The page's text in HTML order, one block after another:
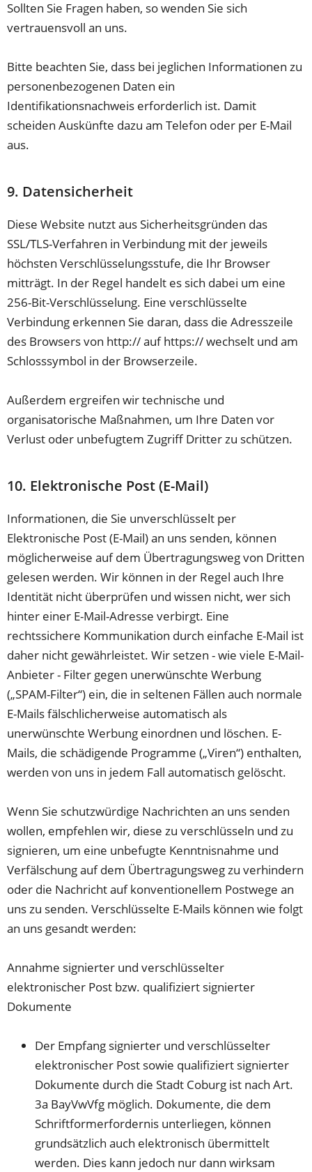
Sollten Sie Fragen haben, so wenden Sie sich
vertrauensvoll an uns.
Bitte beachten Sie, dass bei jeglichen Informationen zu
personenbezogenen Daten ein
Identifikationsnachweis erforderlich ist. Damit
scheiden Auskünfte dazu am Telefon oder per E-Mail
aus.
9. Datensicherheit
Diese Website nutzt aus Sicherheitsgründen das
SSL/TLS-Verfahren in Verbindung mit der jeweils
höchsten Verschlüsselungsstufe, die Ihr Browser
mitträgt. In der Regel handelt es sich dabei um eine
256-Bit-Verschlüsselung. Eine verschlüsselte
Verbindung erkennen Sie daran, dass die Adresszeile
des Browsers von http:// auf https:// wechselt und am
Schlosssymbol in der Browserzeile.
Außerdem ergreifen wir technische und
organisatorische Maßnahmen, um Ihre Daten vor
Verlust oder unbefugtem Zugriff Dritter zu schützen.
10. Elektronische Post (E-Mail)
Informationen, die Sie unverschlüsselt per
Elektronische Post (E-Mail) an uns senden, können
möglicherweise auf dem Übertragungsweg von Dritten
gelesen werden. Wir können in der Regel auch Ihre
Identität nicht überprüfen und wissen nicht, wer sich
hinter einer E-Mail-Adresse verbirgt. Eine
rechtssichere Kommunikation durch einfache E-Mail ist
daher nicht gewährleistet. Wir setzen - wie viele E-Mail-
Anbieter - Filter gegen unerwünschte Werbung
(„SPAM-Filter“) ein, die in seltenen Fällen auch normale
E-Mails fälschlicherweise automatisch als
unerwünschte Werbung einordnen und löschen. E-
Mails, die schädigende Programme („Viren“) enthalten,
werden von uns in jedem Fall automatisch gelöscht.
Wenn Sie schutzwürdige Nachrichten an uns senden
wollen, empfehlen wir, diese zu verschlüsseln und zu
signieren, um eine unbefugte Kenntnisnahme und
Verfälschung auf dem Übertragungsweg zu verhindern
oder die Nachricht auf konventionellem Postwege an
uns zu senden. Verschlüsselte E-Mails können wie folgt
an uns gesandt werden:
Annahme signierter und verschlüsselter
elektronischer Post bzw. qualifiziert signierter
Dokumente
Der Empfang signierter und verschlüsselter
elektronischer Post sowie qualifiziert signierter
Dokumente durch die Stadt Coburg ist nach Art.
3a BayVwVfg möglich. Dokumente, die dem
Schriftformerfordernis unterliegen, können
grundsätzlich auch elektronisch übermittelt
werden. Dies kann jedoch nur dann wirksam